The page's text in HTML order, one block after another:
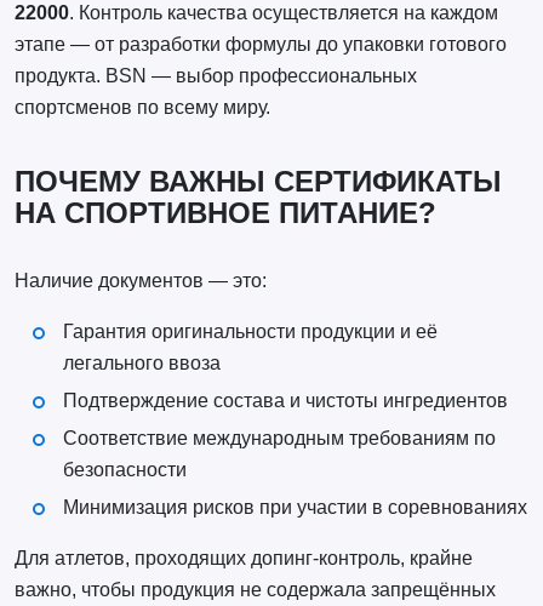
22000. Контроль качества осуществляется на каждом
этапе — от разработки формулы до упаковки готового
продукта. BSN — выбор профессиональных
спортсменов по всему миру.
ПОЧЕМУ ВАЖНЫ СЕРТИФИКАТЫ
НА СПОРТИВНОЕ ПИТАНИЕ?
Наличие документов — это:
Гарантия оригинальности продукции и её
легального ввоза
Подтверждение состава и чистоты ингредиентов
Соответствие международным требованиям по
безопасности
Минимизация рисков при участии в соревнованиях
Для атлетов, проходящих допинг-контроль, крайне
важно, чтобы продукция не содержала запрещённых